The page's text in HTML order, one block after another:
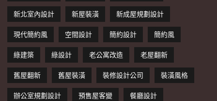
新北室內設計
新屋裝潢
新成屋規劃設計
現代簡約風
空間設計 簡約設計
簡約風
綠建築
綠設計 老公寓改造
老屋翻新
舊屋翻新
舊屋裝潢 裝修設計公司
裝潢風格
辦公室規劃設計
預售屋客變 餐廳設計